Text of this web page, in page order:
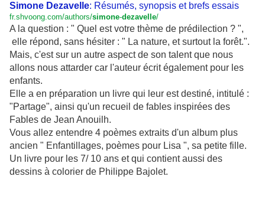
Simone Dezavelle: Résumés, synopsis et brefs essais
fr.shvoong.com/authors/simone-dezavelle/
A la question : " Quel est votre thème de prédilection ? ",
elle répond, sans hésiter : " La nature, et surtout la forêt.".
Mais, c'est sur un autre aspect de son talent que nous
allons nous attarder car l'auteur écrit également pour les
enfants.
Elle a en préparation un livre qui leur est destiné, intitulé :
"Partage", ainsi qu'un recueil de fables inspirées des
Fables de Jean Anouilh.
Vous allez entendre 4 poèmes extraits d'un album plus
ancien " Enfantillages, poèmes pour Lisa ", sa petite fille.
Un livre pour les 7/ 10 ans et qui contient aussi des
dessins à colorier de Philippe Bajolet.